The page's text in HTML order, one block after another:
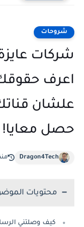
شروحات
شركات
اعرف
علشان
حصل معايا!
Dragon4Tech
محتويات
كيف وصلتني